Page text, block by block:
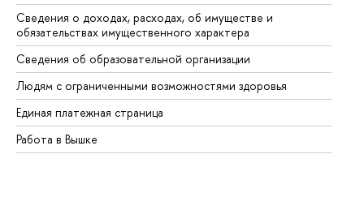
Сведения о доходах, расходах, об имуществе и
обязательствах имущественного характера
Сведения об образовательной организации
Людям с ограниченными возможностями здоровья
Единая платежная страница
Работа в Вышке